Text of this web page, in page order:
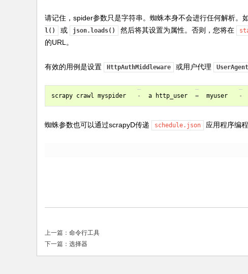
请记住，spider参数只是字符串。蜘蛛本身不会进行任何解析。
l()
或 json.loads() 然后将其设置为属性。否则，您将在
的URL。
有效的用例是设置 HttpAuthMiddleware 或用户代理
scrapy crawl myspider - a http_user = myuser -
蜘蛛参数也可以通过scrapyD传递 schedule.json 应用程序编
上一篇： 命令行工具
下一篇： 选择器